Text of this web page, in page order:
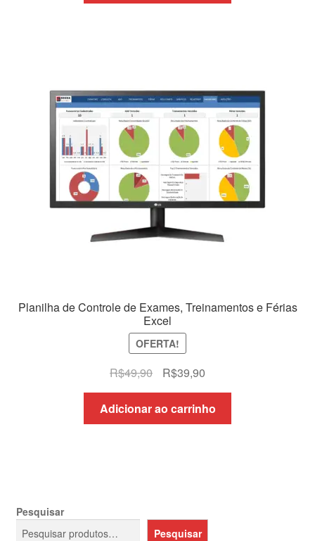
era:
é:
Planilha de Controle de Exames, Treinamentos e Férias
Excel
OFERTA!
R$49,90
O
preço
original
era:
R$39,90O
preço
atual
é:
Adicionar ao carrinho
Pesquisar
Pesquisar